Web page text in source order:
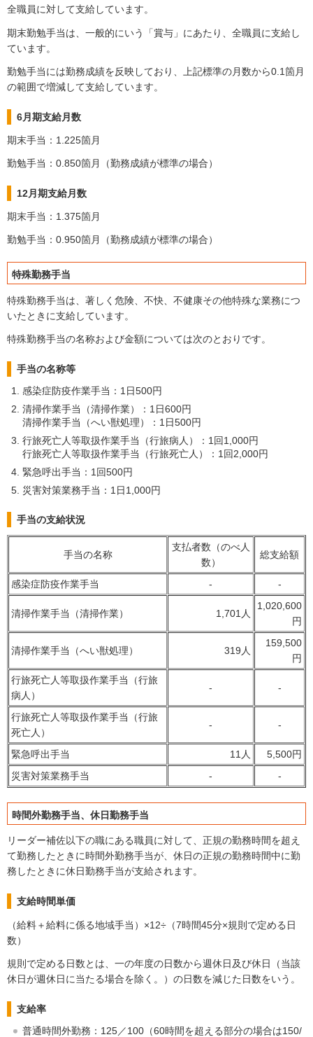
全職員に対して支給しています。
期末勤勉手当は、一般的にいう「賞与」にあたり、全職員に支給し
ています。
勤勉手当には勤務成績を反映しており、上記標準の月数から0.1箇月
の範囲で増減して支給しています。
6月期支給月数
期末手当：1.225箇月
勤勉手当：0.850箇月（勤務成績が標準の場合）
12月期支給月数
期末手当：1.375箇月
勤勉手当：0.950箇月（勤務成績が標準の場合）
特殊勤務手当
特殊勤務手当は、著しく危険、不快、不健康その他特殊な業務につ
いたときに支給しています。
特殊勤務手当の名称および金額については次のとおりです。
手当の名称等
感染症防疫作業手当：1日500円
清掃作業手当（清掃作業）：1日600円
清掃作業手当（へい獣処理）：1日500円
行旅死亡人等取扱作業手当（行旅病人）：1回1,000円
行旅死亡人等取扱作業手当（行旅死亡人）：1回2,000円
緊急呼出手当：1回500円
災害対策業務手当：1日1,000円
手当の支給状況
手当の名称
支払者数（のべ人
数）
総支給額
感染症防疫作業手当 - -
清掃作業手当（清掃作業） 1,701人
1,020,600
円
清掃作業手当（へい獣処理） 319人
159,500
円
行旅死亡人等取扱作業手当（行旅
病人）
- -
行旅死亡人等取扱作業手当（行旅
死亡人）
- -
緊急呼出手当 11人
5,500円
災害対策業務手当
- -
時間外勤務手当、休日勤務手当
リーダー補佐以下の職にある職員に対して、正規の勤務時間を超え
て勤務したときに時間外勤務手当が、休日の正規の勤務時間中に勤
務したときに休日勤務手当が支給されます。
支給時間単価
（給料＋給料に係る地域手当）×12÷（7時間45分×規則で定める日
数）
規則で定める日数とは、一の年度の日数から週休日及び休日（当該
休日が週休日に当たる場合を除く。）の日数を減じた日数をいう。
支給率
普通時間外勤務：125／100（60時間を超える部分の場合は150/